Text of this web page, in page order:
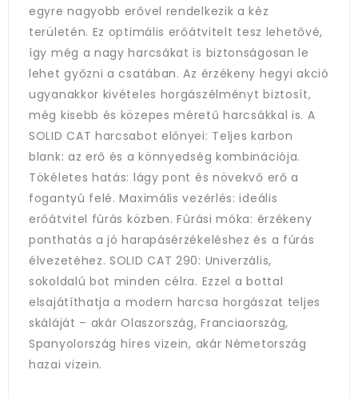
egyre nagyobb erővel rendelkezik a kéz
területén. Ez optimális erőátvitelt tesz lehetővé,
így még a nagy harcsákat is biztonságosan le
lehet győzni a csatában. Az érzékeny hegyi akció
ugyanakkor kivételes horgászélményt biztosít,
még kisebb és közepes méretű harcsákkal is. A
SOLID CAT harcsabot előnyei: Teljes karbon
blank: az erő és a könnyedség kombinációja.
Tökéletes hatás: lágy pont és növekvő erő a
fogantyú felé. Maximális vezérlés: ideális
erőátvitel fúrás közben. Fúrási móka: érzékeny
ponthatás a jó harapásérzékeléshez és a fúrás
élvezetéhez. SOLID CAT 290: Univerzális,
sokoldalú bot minden célra. Ezzel a bottal
elsajátíthatja a modern harcsa horgászat teljes
skáláját – akár Olaszország, Franciaország,
Spanyolország híres vizein, akár Németország
hazai vizein.